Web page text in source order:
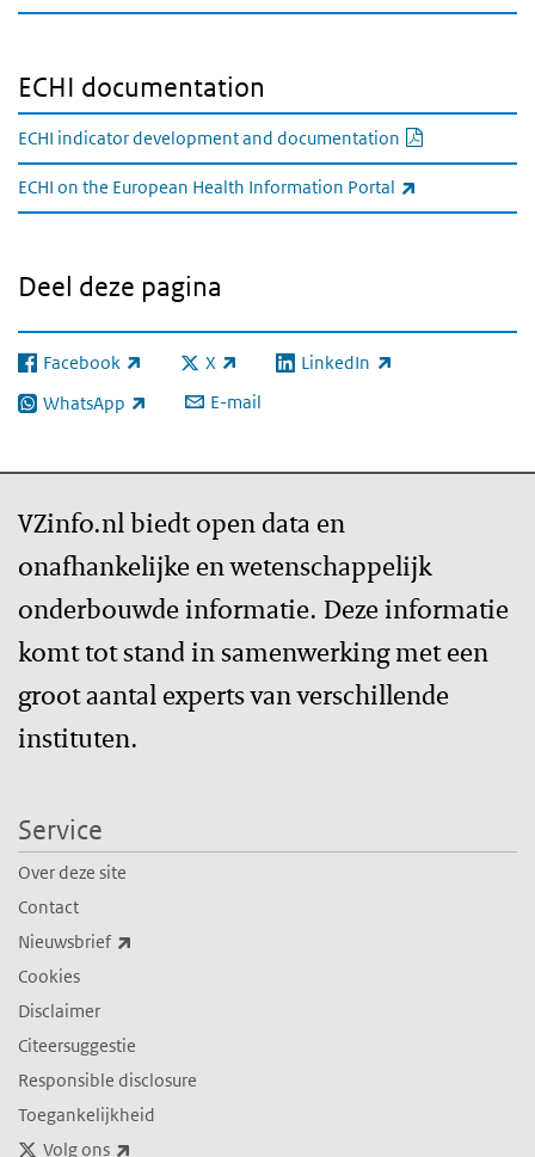
ECHI documentation
ECHI indicator development and documentation
ECHI on the European Health Information Portal
Deel deze pagina
Facebook
(externe link) X
(externe link) LinkedIn
(externe link)
WhatsApp
(externe link) E-mail
VZinfo.nl biedt open data en
onafhankelijke en wetenschappelijk
onderbouwde informatie. Deze informatie
komt tot stand in samenwerking met een
groot aantal experts van verschillende
instituten.
Service
Over deze site
Contact
Nieuwsbrief
Cookies
Disclaimer
Citeersuggestie
Responsible disclosure
Toegankelijkheid
Volg ons